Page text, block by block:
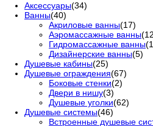
Аксессуары(34)
Ванны(40)
Акриловые ванны(17)
Аэромассажные ванны
Гидромассажные ванны
Дизайнерские ванны(5)
Душевые кабины(25)
Душевые ограждения(67)
Боковые стенки(2)
Двери в нишу(3)
Душевые уголки(62)
Душевые системы(46)
Встроенные душевые